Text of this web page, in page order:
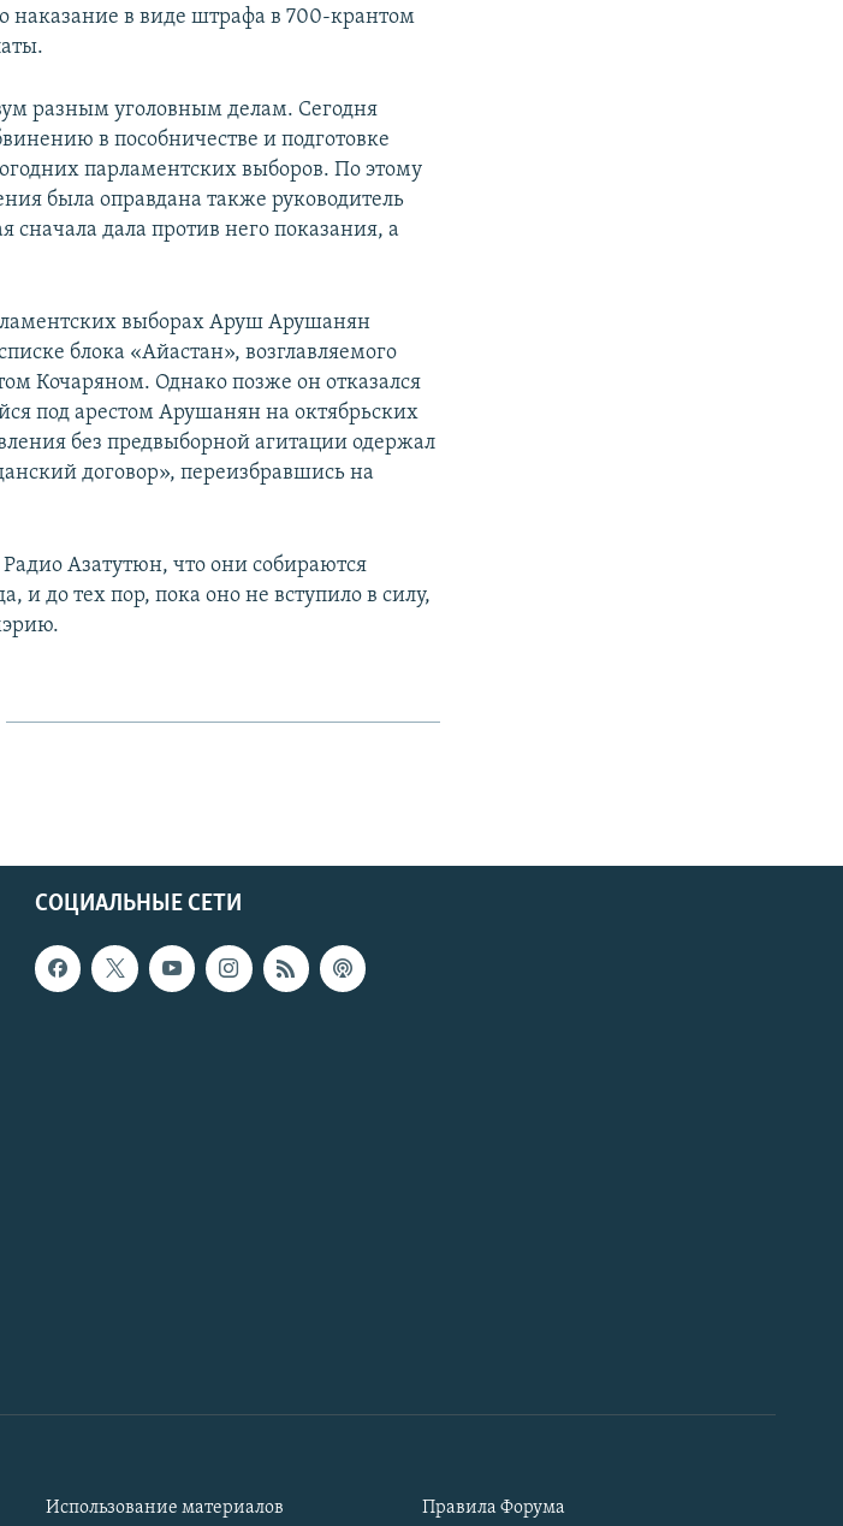
наказание в виде штрафа в 700-крантом
разным уголовным делам. Сегодня
в пособничестве и подготовке
парламентских выборов. По этому
была оправдана также руководитель
сначала дала против него показания, а
выборах Аруш Арушанян
блока «Айастан», возглавляемого
Кочаряном. Однако позже он отказался
под арестом Арушанян на октябрьских
без предвыборной агитации одержал
договор», переизбравшись на
Азатутюн, что они собираются
и до тех пор, пока оно не вступило в силу,
СОЦИАЛЬНЫЕ СЕТИ
Использование материалов Правила Форума